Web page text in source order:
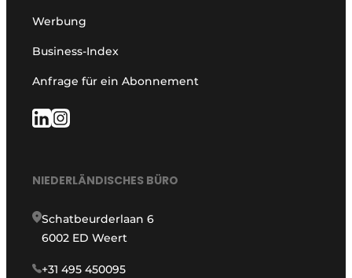
Werbung
Business-Index
Anfrage für ein Abonnement
NIEDERLÄNDISCHES BÜRO
Schatbeurderlaan 6
6002 ED Weert
+31 495 450095